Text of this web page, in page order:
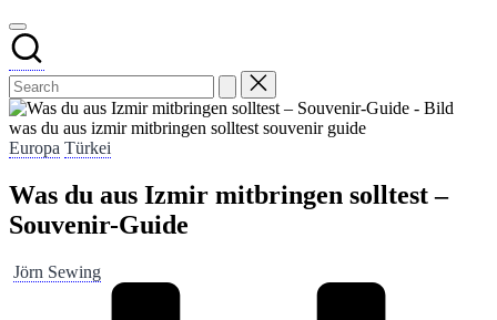
was du aus izmir mitbringen solltest souvenir guide
Posted
Europa Türkei
Was du aus Izmir mitbringen solltest –
Souvenir-Guide
Posted
Jörn Sewing